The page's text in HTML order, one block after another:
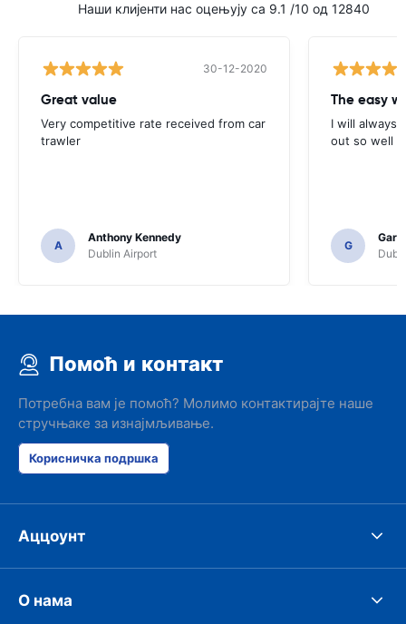
Наши клијенти нас оцењују са 9.1 /10 од 12840
30-12-2020
Great value
Very competitive rate received from car
trawler
A
Anthony Kennedy
Dublin Airport
I will always
out so well
G
Gary
Помоћ и контакт
Потребна вам је помоћ? Молимо контактирајте наше
стручњаке за изнајмљивање.
Корисничка подршка
Аццоунт
О нама